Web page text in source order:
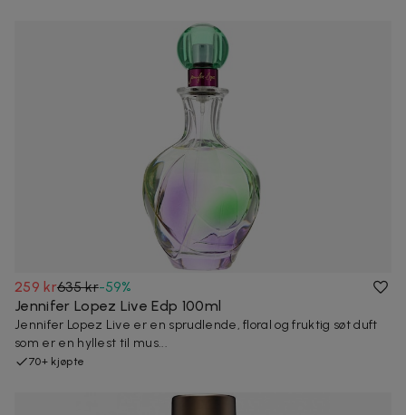
259 kr635 kr-59%
Jennifer Lopez Live Edp 100ml
Jennifer Lopez Live er en sprudlende, floral og fruktig søt duft
som er en hyllest til mus...
70+ kjøpte